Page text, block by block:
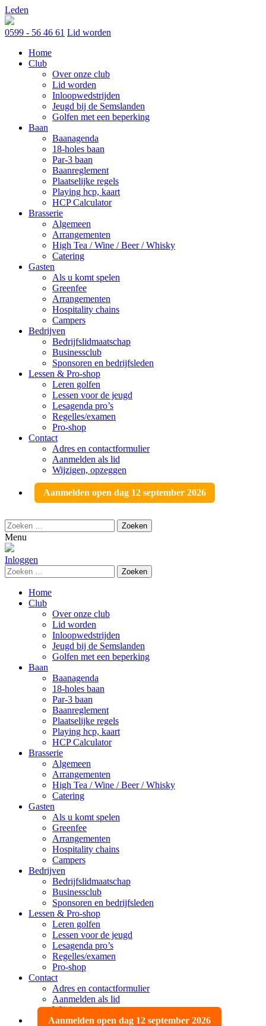
Skip
to
content
Leden
0599 - 56 46 61 Lid worden
Home
Club
Over onze club
Lid worden
Inloopwedstrijden
Jeugd bij de Semslanden
Golfen met een beperking
Baan
Baanagenda
18-holes baan
Par-3 baan
Baanreglement
Plaatselijke regels
Playing hcp, kaart
HCP Calculator
Brasserie
Algemeen
Arrangementen
High Tea / Wine / Beer / Whisky
Catering
Gasten
Als u komt spelen
Greenfee
Arrangementen
Hospitality chains
Campers
Bedrijven
Bedrijfslidmaatschap
Businessclub
Sponsoren en bedrijfsleden
Lessen & Pro-shop
Leren golfen
Lessen voor de jeugd
Lesagenda pro’s
Regelles/examen
Pro-shop
Contact
Adres en contactformulier
Aanmelden als lid
Wijzigen, opzeggen
Aanmelden open dag 12 september 2026
Zoeken
naar:
Menu
Inloggen
Zoeken
naar:
Home
Club
Over onze club
Lid worden
Inloopwedstrijden
Jeugd bij de Semslanden
Golfen met een beperking
Baan
Baanagenda
18-holes baan
Par-3 baan
Baanreglement
Plaatselijke regels
Playing hcp, kaart
HCP Calculator
Brasserie
Algemeen
Arrangementen
High Tea / Wine / Beer / Whisky
Catering
Gasten
Als u komt spelen
Greenfee
Arrangementen
Hospitality chains
Campers
Bedrijven
Bedrijfslidmaatschap
Businessclub
Sponsoren en bedrijfsleden
Lessen & Pro-shop
Leren golfen
Lessen voor de jeugd
Lesagenda pro’s
Regelles/examen
Pro-shop
Contact
Adres en contactformulier
Aanmelden als lid
Wijzigen, opzeggen
Aanmelden open dag 12 september 2026